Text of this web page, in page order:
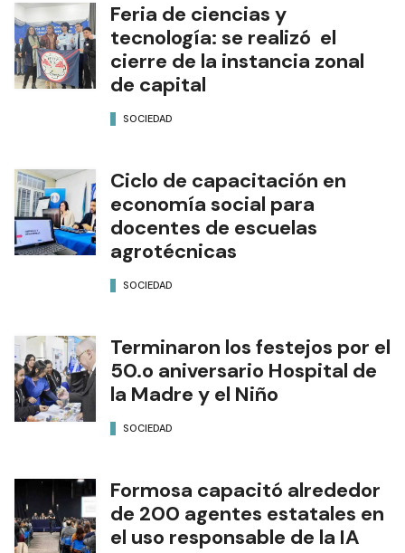
Feria de ciencias y
tecnología: se realizó el
cierre de la instancia zonal
de capital
SOCIEDAD
Ciclo de capacitación en
economía social para
docentes de escuelas
agrotécnicas
SOCIEDAD
Terminaron los festejos por el
50.o aniversario Hospital de
la Madre y el Niño
SOCIEDAD
Formosa capacitó alrededor
de 200 agentes estatales en
el uso responsable de la IA